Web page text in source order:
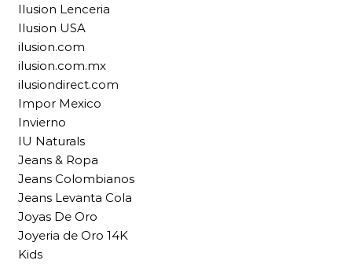
Ilusion Lenceria
Ilusion USA
ilusion.com
ilusion.com.mx
ilusiondirect.com
Impor Mexico
Invierno
IU Naturals
Jeans & Ropa
Jeans Colombianos
Jeans Levanta Cola
Joyas De Oro
Joyeria de Oro 14K
Kids